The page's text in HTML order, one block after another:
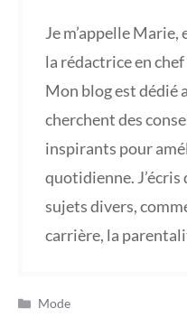
Je m’appelle
la rédactrice en chef
Mon blog est dédié
cherchent des
inspirants pour
quotidienne. J’écris
sujets divers,
carrière, la
Catégories
Mode